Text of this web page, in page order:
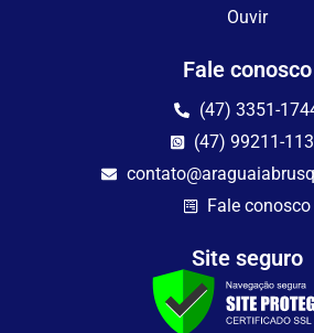
Ouvir
Fale conosco
(47) 3351-
(47) 99211-
Fale conosco
Site seguro